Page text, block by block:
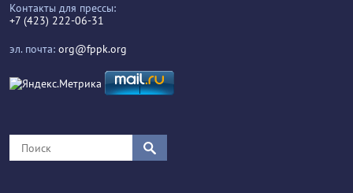
Контакты для прессы:
+7 (423) 222-06-31
эл. почта: org@fppk.org